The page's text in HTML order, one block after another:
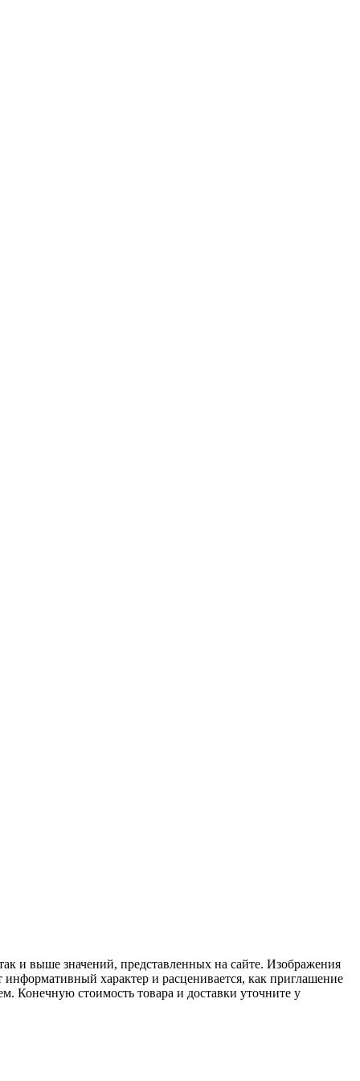
и выше значений, представленных на сайте. Изображения
характер и расценивается, как приглашение
Конечную стоимость товара и доставки уточните у